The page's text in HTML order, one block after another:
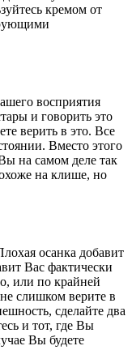
кремом от
восприятия
и говорить это
верить в это. Все
Вместо этого
на самом деле так
на клише, но
осанка добавит
Вас фактически
или по крайней
слишком верите в
сделайте два
и тот, где Вы
Вы будете